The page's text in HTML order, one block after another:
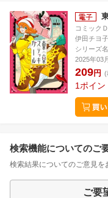
コミック
伊田チヨ子
シリーズ名
2025年03
209円 (
1 ポイン
検索機能についてのご
検索結果についてのご意見を
ご要